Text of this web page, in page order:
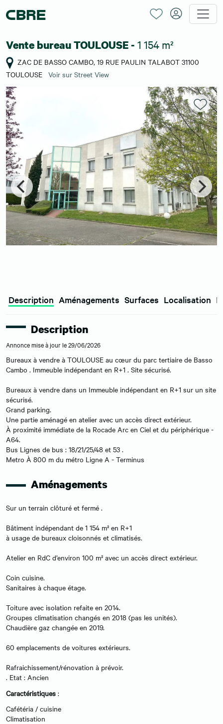
Vente bureau TOULOUSE - 1 154 m²
ZAC DE BASSO CAMBO, 19 RUE PAULIN TALABOT 31100
TOULOUSE Voir sur Street View
Description Aménagements Surfaces Localisation
Description
Annonce mise à jour le 29/06/2026
Bureaux à vendre à TOULOUSE au cœur du parc tertiaire de Basso
Cambo . Immeuble indépendant en R+1 . Site sécurisé.
Bureaux à vendre dans un Immeuble indépendant en R+1 sur un site
sécurisé.
Grand parking.
Une partie aménagé en atelier avec un accès direct extérieur.
À proximité immédiate de la Rocade Arc en Ciel et du périphérique -
A64.
Bus Lignes de bus : 18/21/25/48 et 53 .
Metro À 800 m du métro Ligne A - Terminus
Aménagements
Sur un terrain clôturé et fermé .
Bâtiment indépendant de 1 154 m² en R+1
à usage de bureaux cloisonnés et climatisés.
Atelier en RdC d’environ 100 m² avec un accès direct extérieur.
Coin cuisine.
Sanitaires à chaque étage.
Toiture avec isolation refaite en 2014.
Groupes climatisation changés en 2018 (pas les unités).
Chaudière gaz changée en 2019.
60 emplacements de voitures extérieurs.
Rafraichissement/rénovation à prévoir.
. Etat : Ancien
Caractéristiques :
Cafétéria / cuisine
Climatisation